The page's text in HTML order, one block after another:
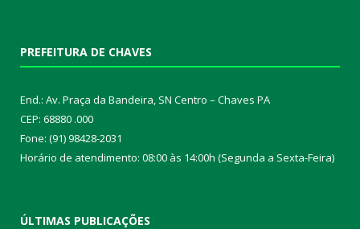
PREFEITURA DE CHAVES
End.: Av. Praça da Bandeira, SN Centro – Chaves PA
CEP: 68880 .000
Fone: (91) 98428-2031
Horário de atendimento: 08:00 às 14:00h (Segunda a Sexta-Feira)
ÚLTIMAS PUBLICAÇÕES